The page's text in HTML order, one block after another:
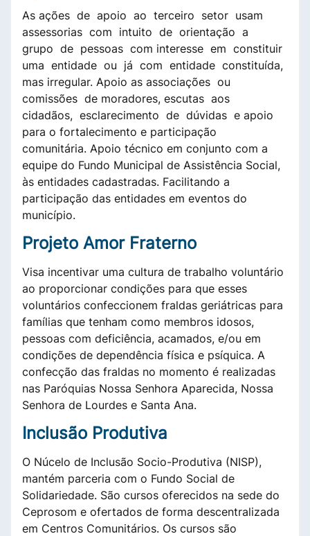
As ações de apoio ao terceiro setor usam
assessorias com intuito de orientação a
grupo de pessoas com interesse em constituir
uma entidade ou já com entidade constituída,
mas irregular. Apoio as associações ou
comissões de moradores, escutas aos
cidadãos, esclarecimento de dúvidas e apoio
para o fortalecimento e participação
comunitária. Apoio técnico em conjunto com a
equipe do Fundo Municipal de Assistência Social,
às entidades cadastradas. Facilitando a
participação das entidades em eventos do
município.
Projeto Amor Fraterno
Visa incentivar uma cultura de trabalho voluntário
ao proporcionar condições para que esses
voluntários confeccionem fraldas geriátricas para
famílias que tenham como membros idosos,
pessoas com deficiência, acamados, e/ou em
condições de dependência física e psíquica. A
confecção das fraldas no momento é realizadas
nas Paróquias Nossa Senhora Aparecida, Nossa
Senhora de Lourdes e Santa Ana.
Inclusão Produtiva
O Núcelo de Inclusão Socio-Produtiva (NISP),
mantém parceria com o Fundo Social de
Solidariedade. São cursos oferecidos na sede do
Ceprosom e ofertados de forma descentralizada
em Centros Comunitários. Os cursos são